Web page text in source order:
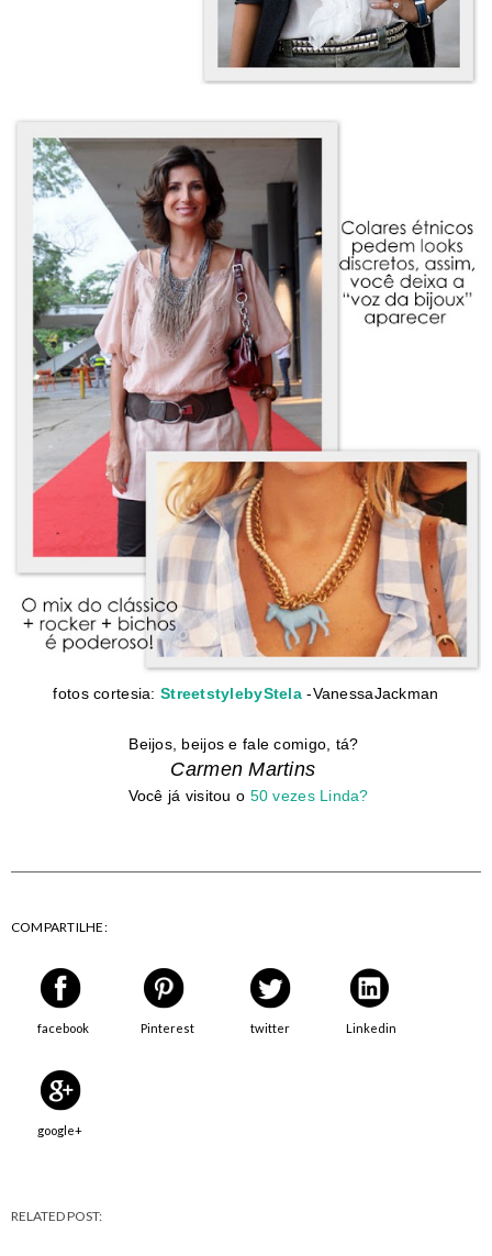
fotos cortesia: StreetstylebyStela -VanessaJackman
Beijos, beijos e fale comigo, tá?
Carmen Martins
Você já visitou o 50 vezes Linda?
COMPARTILHE:
facebook Pinterest twitter Linkedin
google+
RELATED POST: